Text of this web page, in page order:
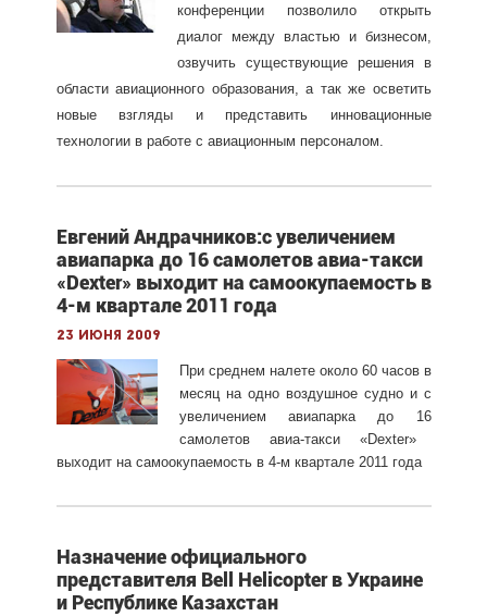
конференции позволило открыть
диалог между властью и бизнесом,
озвучить существующие решения в
области авиационного образования, а так же осветить
новые взгляды и представить инновационные
технологии в работе с авиационным персоналом.
Евгений Андрачников:с увеличением
авиапарка до 16 самолетов авиа-такси
«Dexter» выходит на самоокупаемость в
4-м квартале 2011 года
23 июня 2009
При среднем налетеоколо60часов в
месяцна одно воздушное суднои с
увеличением авиапарка до 16
самолетовавиа-такси«Dexter»
выходит на самоокупаемостьв4-м квартале2011года
Назначение официального
представителя Bell Helicopter в Украине
и Республике Казахстан